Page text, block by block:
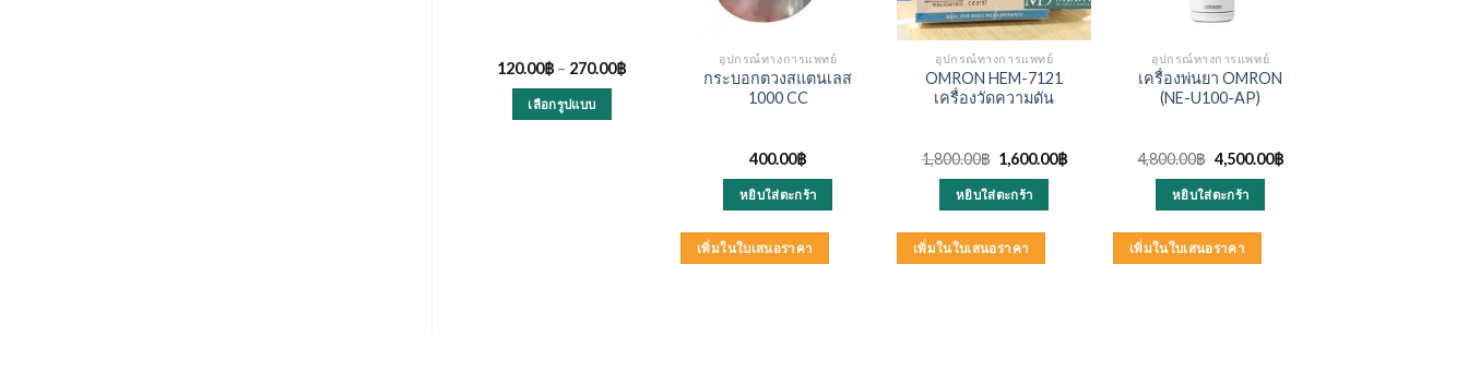
120.00฿ – 270.00฿
เลือกรูปแบบ
อุปกรณ์ทางการแพทย์
กระบอกตวงสแตนเลส
1000 CC
400.00฿
หยิบใส่ตะกร้า
เพิ่มในใบเสนอราคา
อุปกรณ์ทางการแพทย์
OMRON HEM-7121
เครื่องวัดความดัน
1,800.00฿ Original
price
was:
1,800.00฿.
1,600.00฿Current
หยิบใส่ตะกร้า
เพิ่มในใบเสนอราคา
อุปกรณ์ทางการแพทย์
เครื่องพ่นยา OMRON
(NE-U100-AP)
4,800.00฿ Original
price
was:
4,800.00฿.
4,500.00฿Current
หยิบใส่ตะกร้า
เพิ่มในใบเสนอราคา